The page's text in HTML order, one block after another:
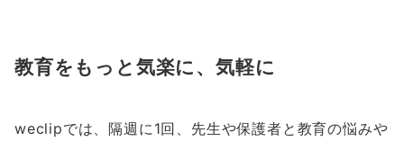
教育をもっと気楽に、気軽に
weclipでは、隔週に1回、先生や保護者と教育の悩みや